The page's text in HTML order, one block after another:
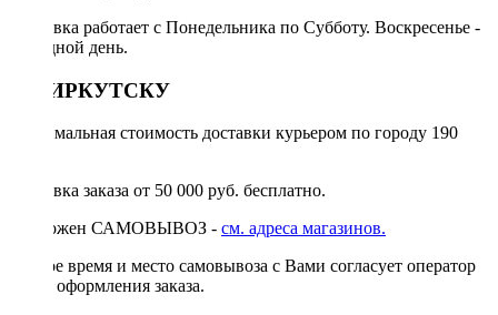
Доставка работает с Понедельника по Субботу. Воскресенье -
выходной день.
ПО ИРКУТСКУ
Минимальная стоимость доставки курьером по городу 190
Доставка заказа от 50 000 руб. бесплатно.
Возможен САМОВЫВОЗ - см. адреса магазинов.
Точное время и место самовывоза с Вами согласует оператор
после оформления заказа.